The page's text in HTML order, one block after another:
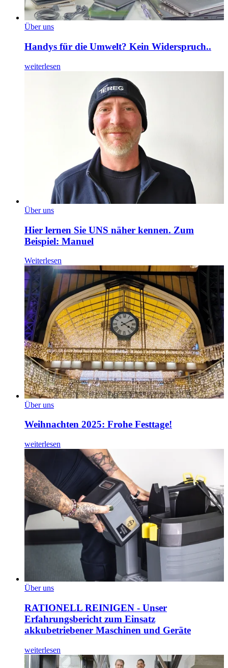
Über uns
Handys für die Umwelt? Kein Widerspruch..
weiterlesen
Über uns
Hier lernen Sie UNS näher kennen. Zum
Beispiel: Manuel
Weiterlesen
Über uns
Weihnachten 2025: Frohe Festtage!
weiterlesen
Über uns
RATIONELL REINIGEN - Unser
Erfahrungsbericht zum Einsatz
akkubetriebener Maschinen und Geräte
weiterlesen